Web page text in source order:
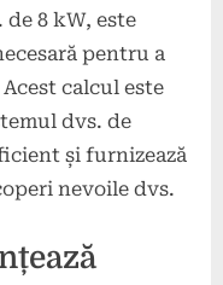
8 kW, este
pentru a
calcul este
dvs. de
și furnizează
nevoile dvs.